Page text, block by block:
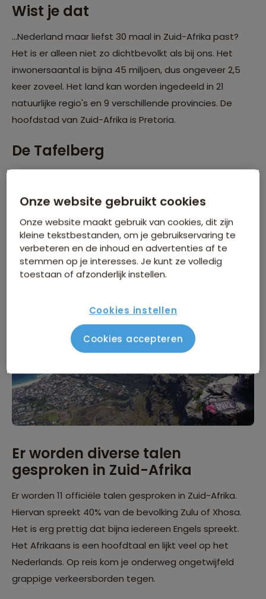
Wist je dat
...Nederland maar liefst 30 maal in Zuid-Afrika past?
Het is er alleen niet zo dichtbevolkt als bij ons. Het
inwonersaantal is bijna 45 miljoen, dus ongeveer 2,5
keer zoveel. Het land kan worden ingedeeld in 21
natuurlijke regio's en 9 verschillende provincies. De
hoofdstad van Zuid-Afrika is Pretoria.
De Tafelberg
een 3000 meter lange kabelbaan naar de top, waar je
beloond wordt met een prachtig uitzicht over de hele
stad. Als je een sportieve insteek hebt, kun je natuurlijk
ook wandelen! Er is een gemakkelijke route (+/- 2 uur)
en een moeilijkere route (3 uur +).
Er worden diverse talen
gesproken in Zuid-Afrika
Er worden 11 officiële talen gesproken in Zuid-Afrika.
Hiervan spreekt 40% van de bevolking Zulu of Xhosa.
Het is erg prettig dat bijna iedereen Engels spreekt.
Het Afrikaans is een hoofdtaal en lijkt veel op het
Nederlands. Op reis kom je onderweg ongetwijfeld
grappige verkeersborden tegen.
Onze website gebruikt cookies
Onze website maakt gebruik van cookies, dit zijn
kleine tekstbestanden, om je gebruikservaring te
verbeteren en de inhoud en advertenties af te
stemmen op je interesses. Je kunt ze volledig
toestaan of afzonderlijk instellen.
Cookies instellen
Cookies accepteren